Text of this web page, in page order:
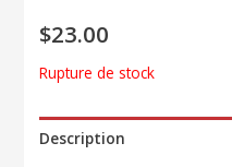
$23.00
Rupture de stock
Description